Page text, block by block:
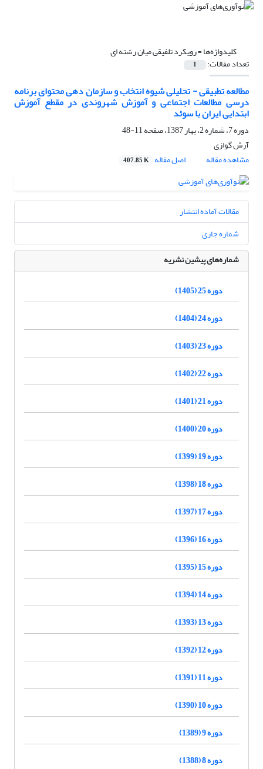
کلیدواژه‌ها =رویکرد تلفیقی میان رشته ای
تعداد مقالات: 1
مطالعه تطبیقی - تحلیلی شیوه انتخاب و سازمان دهی محتوای برنامه
درسی مطالعات اجتماعی و آموزش شهروندی در مقطع آموزش
ابتدایی ایران با سوئد
دوره 7، شماره 2، بهار 1387، صفحه
11-48
آرش گوازی
مشاهده مقاله
اصل مقاله 407.85 K
مقالات آماده انتشار
شماره جاری
شماره‌های پیشین نشریه
دوره 25 (1405)
دوره 24 (1404)
دوره 23 (1403)
دوره 22 (1402)
دوره 21 (1401)
دوره 20 (1400)
دوره 19 (1399)
دوره 18 (1398)
دوره 17 (1397)
دوره 16 (1396)
دوره 15 (1395)
دوره 14 (1394)
دوره 13 (1393)
دوره 12 (1392)
دوره 11 (1391)
دوره 10 (1390)
دوره 9 (1389)
دوره 8 (1388)